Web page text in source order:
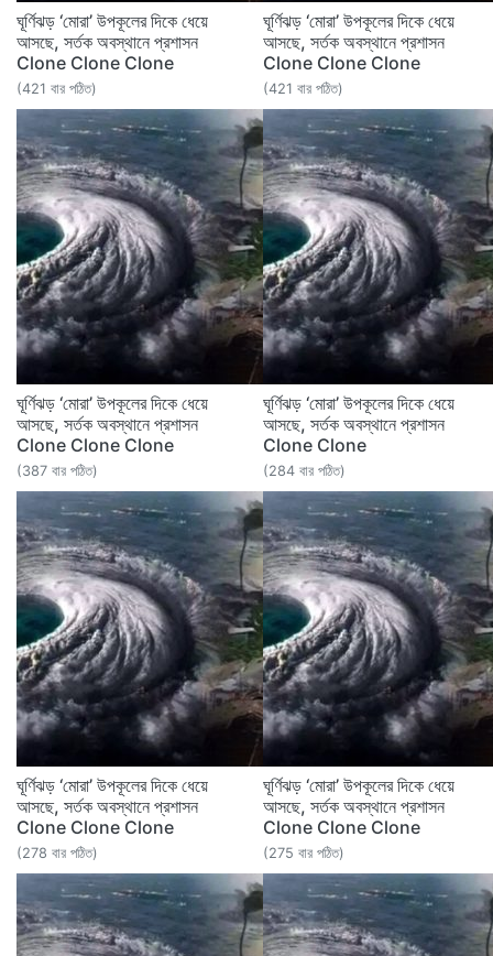
ঘূর্ণিঝড় ‘মোরা’ উপকূলের দিকে ধেয়ে
আসছে, সর্তক অবস্থানে প্রশাসন
Clone Clone Clone
(421 বার পঠিত)
ঘূর্ণিঝড় ‘মোরা’ উপকূলের দিকে ধেয়ে
আসছে, সর্তক অবস্থানে প্রশাসন
Clone Clone Clone
(421 বার পঠিত)
ঘূর্ণিঝড় ‘মোরা’ উপকূলের দিকে ধেয়ে
আসছে, সর্তক অবস্থানে প্রশাসন
Clone Clone Clone
(387 বার পঠিত)
ঘূর্ণিঝড় ‘মোরা’ উপকূলের দিকে ধেয়ে
আসছে, সর্তক অবস্থানে প্রশাসন
Clone Clone
(284 বার পঠিত)
ঘূর্ণিঝড় ‘মোরা’ উপকূলের দিকে ধেয়ে
আসছে, সর্তক অবস্থানে প্রশাসন
Clone Clone Clone
(278 বার পঠিত)
ঘূর্ণিঝড় ‘মোরা’ উপকূলের দিকে ধেয়ে
আসছে, সর্তক অবস্থানে প্রশাসন
Clone Clone Clone
(275 বার পঠিত)